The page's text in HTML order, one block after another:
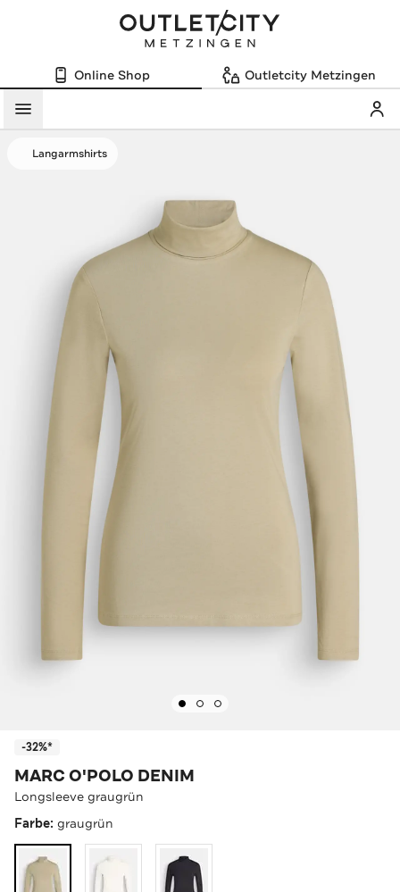
Online Shop Outletcity Metzingen
Menü
Langarmshirts
-32%*
MARC O'POLO DENIM
Longsleeve graugrün
Farbe: graugrün